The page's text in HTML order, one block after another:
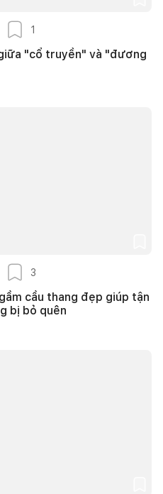
1
"cổ truyền" và "đương
3
cầu thang đẹp giúp tận
bị bỏ quên